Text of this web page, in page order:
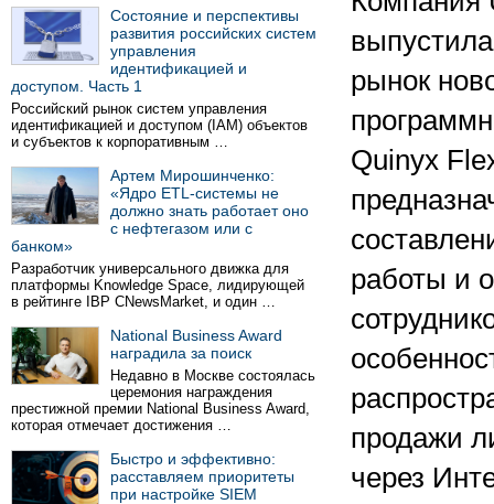
Состояние и перспективы
развития российских систем
управления
идентификацией и
доступом. Часть 1
Российский рынок систем управления
идентификацией и доступом (IAM) объектов
и субъектов к корпоративным …
Артем Мирошинченко:
«Ядро ETL-системы не
должно знать работает оно
с нефтегазом или с
банком»
Разработчик универсального движка для
платформы Knowledge Space, лидирующей
в рейтинге IBP CNewsMarket, и один …
National Business Award
наградила за поиск
Недавно в Москве состоялась
церемония награждения
престижной премии National Business Award,
которая отмечает достижения …
Быстро и эффективно:
расставляем приоритеты
при настройке SIEM
рынок
Quinyx
работы и
продажи
через